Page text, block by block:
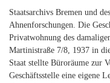
Staatsarchivs Bremen und
Ahnenforschungen. Die
Privatwohnung des
Martinistraße 7/8, 1937 in
Staat stellte Büroräume zur
Geschäftsstelle eine eigene